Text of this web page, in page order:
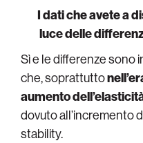
I dati che avete a
luce delle
Sì e le differenze sono
che, soprattutto
aumento
dovuto all’incremento
stability.